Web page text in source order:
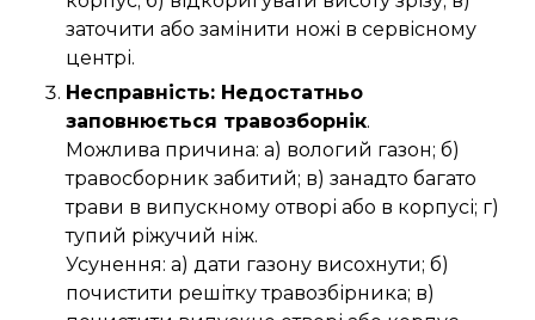
заточити або замінити ножі в сервісному
центрі.
Несправність: Недостатньо
заповнюється травозборнік.
Можлива причина: а) вологий газон; б)
травосборник забитий; в) занадто багато
трави в випускному отворі або в корпусі; г)
тупий ріжучий ніж.
Усунення: а) дати газону висохнути; б)
почистити решітку травозбірника; в)